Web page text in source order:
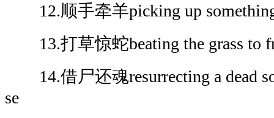
12.顺手牵羊picking up
13.打草惊蛇beating the grass to
14.借尸还魂resurrecting a dead
se